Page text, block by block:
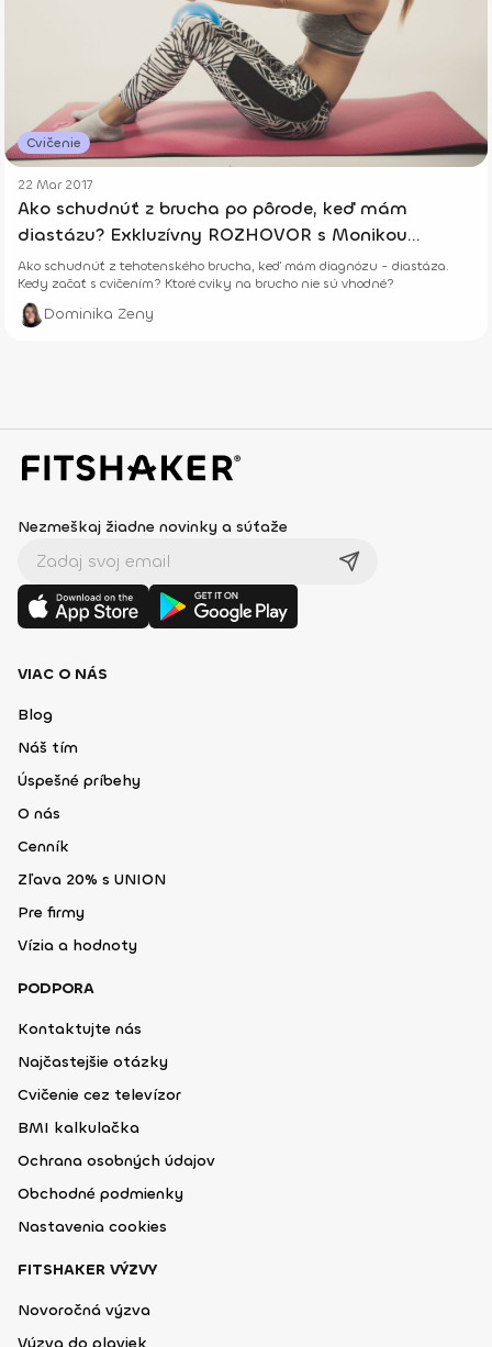
Cvičenie
22 Mar 2017
Ako schudnúť z brucha po pôrode, keď mám
diastázu? Exkluzívny ROZHOVOR s Monikou
Šrenkelovou
Ako schudnúť z tehotenského brucha, keď mám diagnózu - diastáza.
Kedy začať s cvičením? Ktoré cviky na brucho nie sú vhodné?
Dominika Zeny
Nezmeškaj žiadne novinky a súťaže
VIAC O NÁS
Blog
Náš tím
Úspešné príbehy
O nás
Cenník
Zľava 20% s UNION
Pre firmy
Vízia a hodnoty
PODPORA
Kontaktujte nás
Najčastejšie otázky
Cvičenie cez televízor
BMI kalkulačka
Ochrana osobných údajov
Obchodné podmienky
Nastavenia cookies
FITSHAKER VÝZVY
Novoročná výzva